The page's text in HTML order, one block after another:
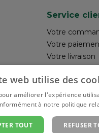
Service
Votre
Votre
Votre livraison
Réalisez votre
Rappels de
web utilise des
améliorer l'expérience
à notre politique
TOUT REFUSER